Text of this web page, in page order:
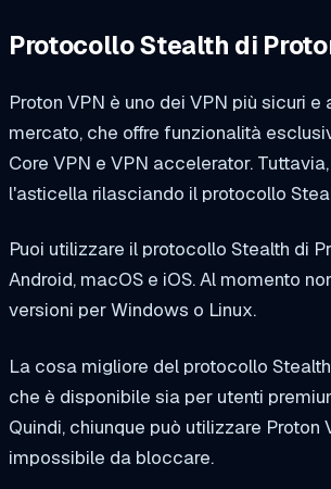
Protocollo Stealth di
Proton VPN è uno dei VPN più sicuri e
mercato, che offre funzionalità
Core VPN e VPN accelerator.
l'asticella rilasciando il protocollo
Puoi utilizzare il protocollo Stealth di
Android, macOS e iOS. Al momento
versioni per Windows o Linux.
La cosa migliore del protocollo
che è disponibile sia per utenti
Quindi, chiunque può utilizzare Proton
impossibile da bloccare.